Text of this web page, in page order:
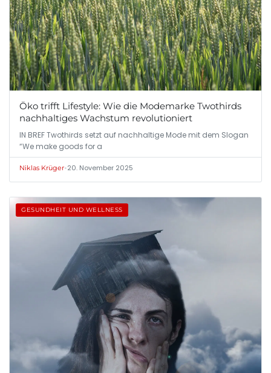
Öko trifft Lifestyle: Wie die Modemarke Twothirds
nachhaltiges Wachstum revolutioniert
IN BREF Twothirds setzt auf nachhaltige Mode mit dem Slogan
“We make goods for a
Niklas Krüger•20. November 2025
GESUNDHEIT UND WELLNESS